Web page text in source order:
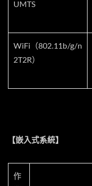
UMTS
WiFi（802.11b/g/n
2T2R）
【嵌入式系統】
作